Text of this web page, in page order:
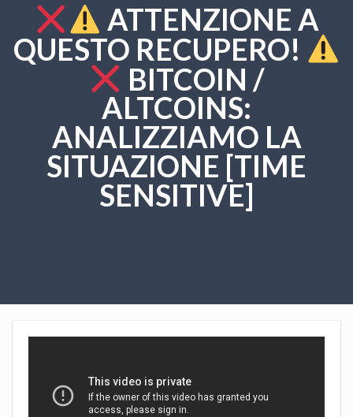
ATTENZIONE A
QUESTO RECUPERO!
BITCOIN /
ALTCOINS:
ANALIZZIAMO LA
SITUAZIONE [TIME
SENSITIVE]